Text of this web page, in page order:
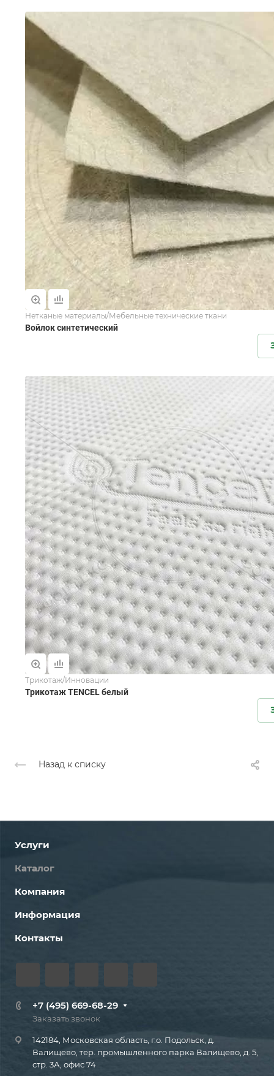
Нетканые материалы/Мебельные технические ткани
Войлок синтетический
Трикотаж/Инновации
Трикотаж TENCEL белый
Назад к списку
Услуги
Каталог
Компания
Информация
Контакты
+7 (495) 669-68-29
Заказать звонок
142184, Московская область, г.о. Подольск, д.
Валищево, тер. промышленного парка Валищево, д. 5,
стр. 3А, офис 74